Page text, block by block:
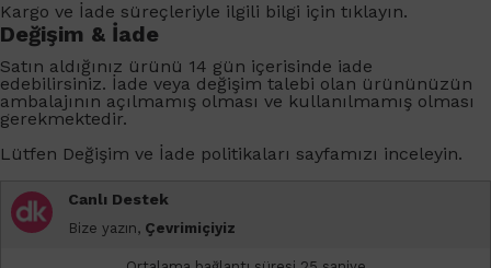
Kargo ve İade süreçleriyle ilgili bilgi için tıklayın.
Değişim & İade
Satın aldığınız ürünü 14 gün içerisinde iade
edebilirsiniz. İade veya değişim talebi olan ürününüzün
ambalajının açılmamış olması ve kullanılmamış olması
gerekmektedir.
Lütfen Değişim ve İade politikaları sayfamızı inceleyin.
Canlı Destek
Bize yazın, Çevrimiçiyiz